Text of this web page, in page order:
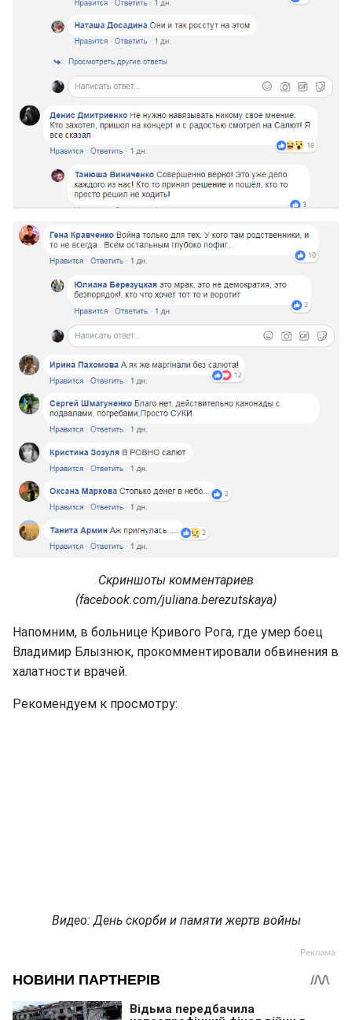
Скриншоты комментариев
(facebook.com/juliana.berezutskaya)
Напомним, в больнице Кривого Рога, где умер боец
Владимир Блызнюк, прокомментировали обвинения в
халатности врачей.
Рекомендуем к просмотру:
Видео: День скорби и памяти жертв войны